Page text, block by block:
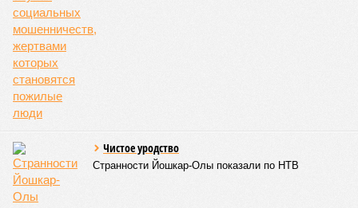
Все лагеря перед началом работы смен прошли
обязательную обработку территорий против клещей,
грызунов и насекомых. Питание в учреждениях
обеспечивают 21 оператор, причём в отношении каждого из
них организован постоянный лабораторный мониторинг.
В ходе заседания был также вынесен на обсуждение ряд
эпидемиологического благополучия детей в летних лагерях
и на повышение действенности самой системы
оздоровления. В качестве основного приоритета было
выделено обеспечение оздоровительных учреждений